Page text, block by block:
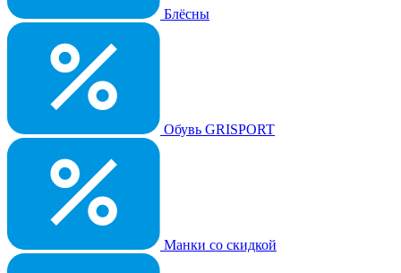
Блёсны
Обувь GRISPORT
Манки со скидкой